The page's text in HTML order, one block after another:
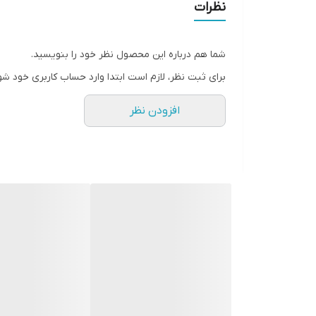
نظرات
شما هم درباره این محصول نظر خود را بنویسید.
برای ثبت نظر، لازم است ابتدا وارد حساب کاربری خود
افزودن نظر